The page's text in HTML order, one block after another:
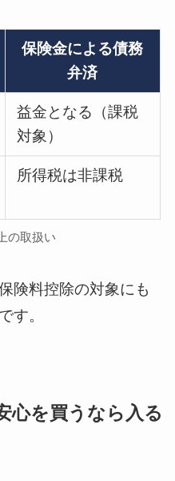
保険金による債務
弁済
益金となる（課税
対象）
所得税は非課税
の取扱い
険料控除の対象にも
す。
心を買うなら入る